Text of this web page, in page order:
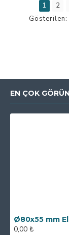
1 2
EN ÇOK
0,00 ₺